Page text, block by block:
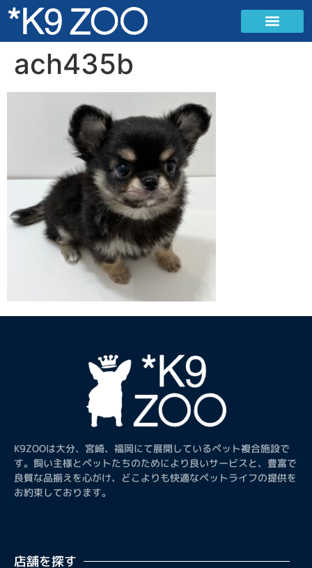
ach435b
K9ZOOは大分、宮崎、福岡にて展開しているペット複合施設で
す。飼い主様とペットたちのためにより良いサービスと、豊富で
良質な品揃えを心がけ、どこよりも快適なペットライフの提供を
お約束しております。
店舗を探す